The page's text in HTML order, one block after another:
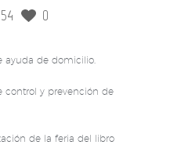
0
ayuda de domicilio.
control y prevención de
de la feria del libro